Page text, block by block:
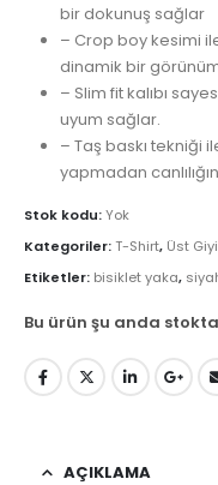
bir dokunuş sağlar
– Crop boy kesimi
dinamik bir
– Slim fit kalıbı
uyum sağlar.
– Taş baskı tekniği
yapmadan
Stok kodu:Yok
Kategoriler:T-Shirt, Üst
Etiketler: bisiklet yaka,
Bu ürün şu anda
AÇIKLAMA